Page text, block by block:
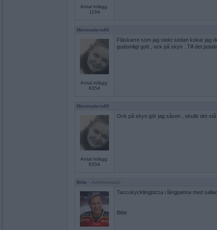
Antal inlägg:
1164
Mormodern49
Antal inlägg:
8354
Fläskarre som jag stekt sedan kokar jag
gudomligt gott , ock på skyn . Till det
Mormodern49
Antal inlägg:
8354
Ock på skyn gör jag såsen , skulle det stå
Bitte - Administratör
Taccokycklingpizza i långpanna med
Bitte